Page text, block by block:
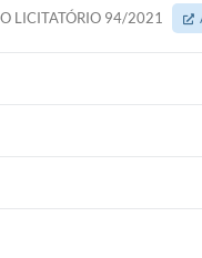
LICITATÓRIO 94/2021